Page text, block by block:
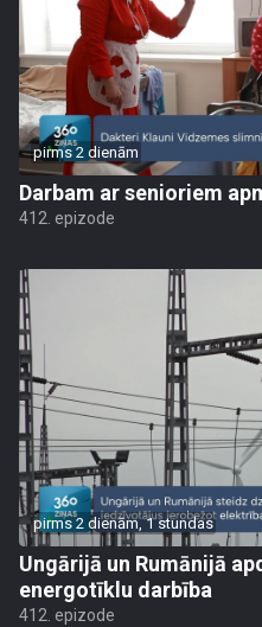
pirms 2 dienām
Darbam ar senioriem
412. epizode
pirms 2 dienām, 1 stundas
Ungārijā un Rumānijā
energotīklu darbība
412. epizode